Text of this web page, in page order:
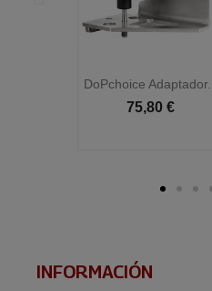
DoPchoice Adaptador...
75,80 €
INFORMACIÓN​